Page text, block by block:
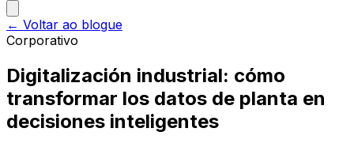
← Voltar ao blogue
Corporativo
Digitalización industrial: cómo
transformar los datos de planta en
decisiones inteligentes